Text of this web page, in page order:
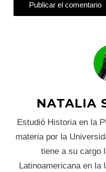
NATALIA
Estudió Historia en la
materia por la
tiene a su cargo
Latinoamericana en la